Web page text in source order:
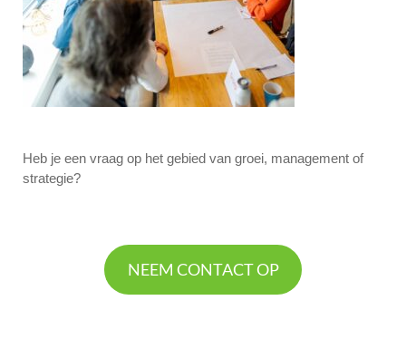
Heb je een vraag op het gebied van groei, management of
strategie?
NEEM CONTACT OP